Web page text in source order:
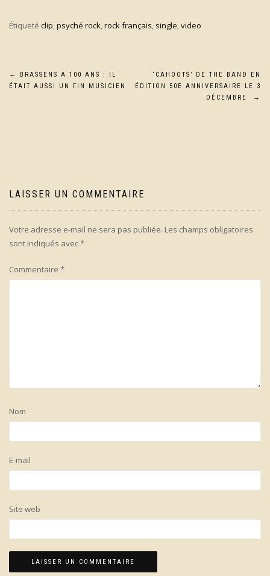
Étiqueté clip,psyché rock,rock français, single,video
Navigation
←
BRASSENS A 100 ANS : IL
ÉTAIT AUSSI UN FIN MUSICIEN
‘CAHOOTS’ DE THE BAND EN
ÉDITION 50E ANNIVERSAIRE LE 3
DÉCEMBRE
→
LAISSER UN COMMENTAIRE
Votre adresse e-mail ne sera pas publiée. Les champs obligatoires
sont indiqués avec*
Commentaire *
Nom
E-mail
Site web